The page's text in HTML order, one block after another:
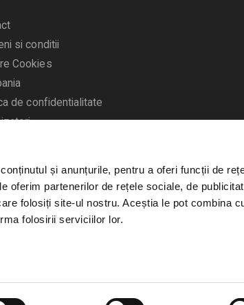
și anunțurile, pentru a oferi funcții de
oferim partenerilor de rețele sociale, de
folosiți site-ul nostru. Aceștia le pot combina
folosirii serviciilor lor.
si conditii
Cookies
de confidentialitate